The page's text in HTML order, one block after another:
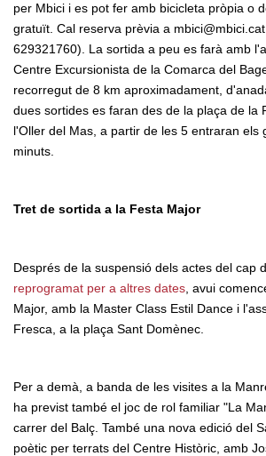
per Mbici i es pot fer amb bicicleta pròpia o
gratuït. Cal reserva prèvia a
629321760). La sortida a peu es farà amb
Centre Excursionista de la Comarca del
recorregut de 8 km aproximadament,
dues sortides es faran des de la plaça de la
l'Oller del Mas, a partir de les 5 entraran els
minuts.
Tret de sortida a la Festa Major
Després de la suspensió dels actes del cap
reprogramat per a altres dates , avui
Major, amb la Master Class Estil Dance i
Fresca, a la plaça Sant Domènec.
Per a demà, a banda de les visites a la
ha previst també el joc de rol familiar "La
carrer del Balç. També una nova edició del
poètic per terrats del Centre Històric, amb